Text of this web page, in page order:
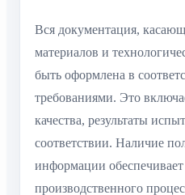
Вся документация,
материалов и
быть оформлена в
требованиями. Это
качества, результаты
соответствии. Наличие
информации обеспечивает
производственного